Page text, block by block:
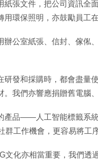
紙張文件，把公司資訊全
用環保照明，亦鼓勵員工
辦公室紙張、信封、傢俬
研發和採購時，都會盡量
我們亦響應捐贈舊電腦
產品——人工智能標籤系
群工作機會，更容易將工
文化亦相當重要，我們透